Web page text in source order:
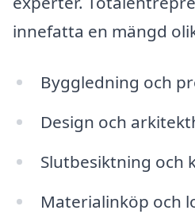
innefatta en mängd
Byggledning och
Design och
Slutbesiktning och
Materialinköp och